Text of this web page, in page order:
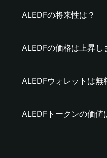
ALEDFの将来性は？
ALEDFの価格は上昇し
ALEDFウォレットは無
ALEDFトークンの価値